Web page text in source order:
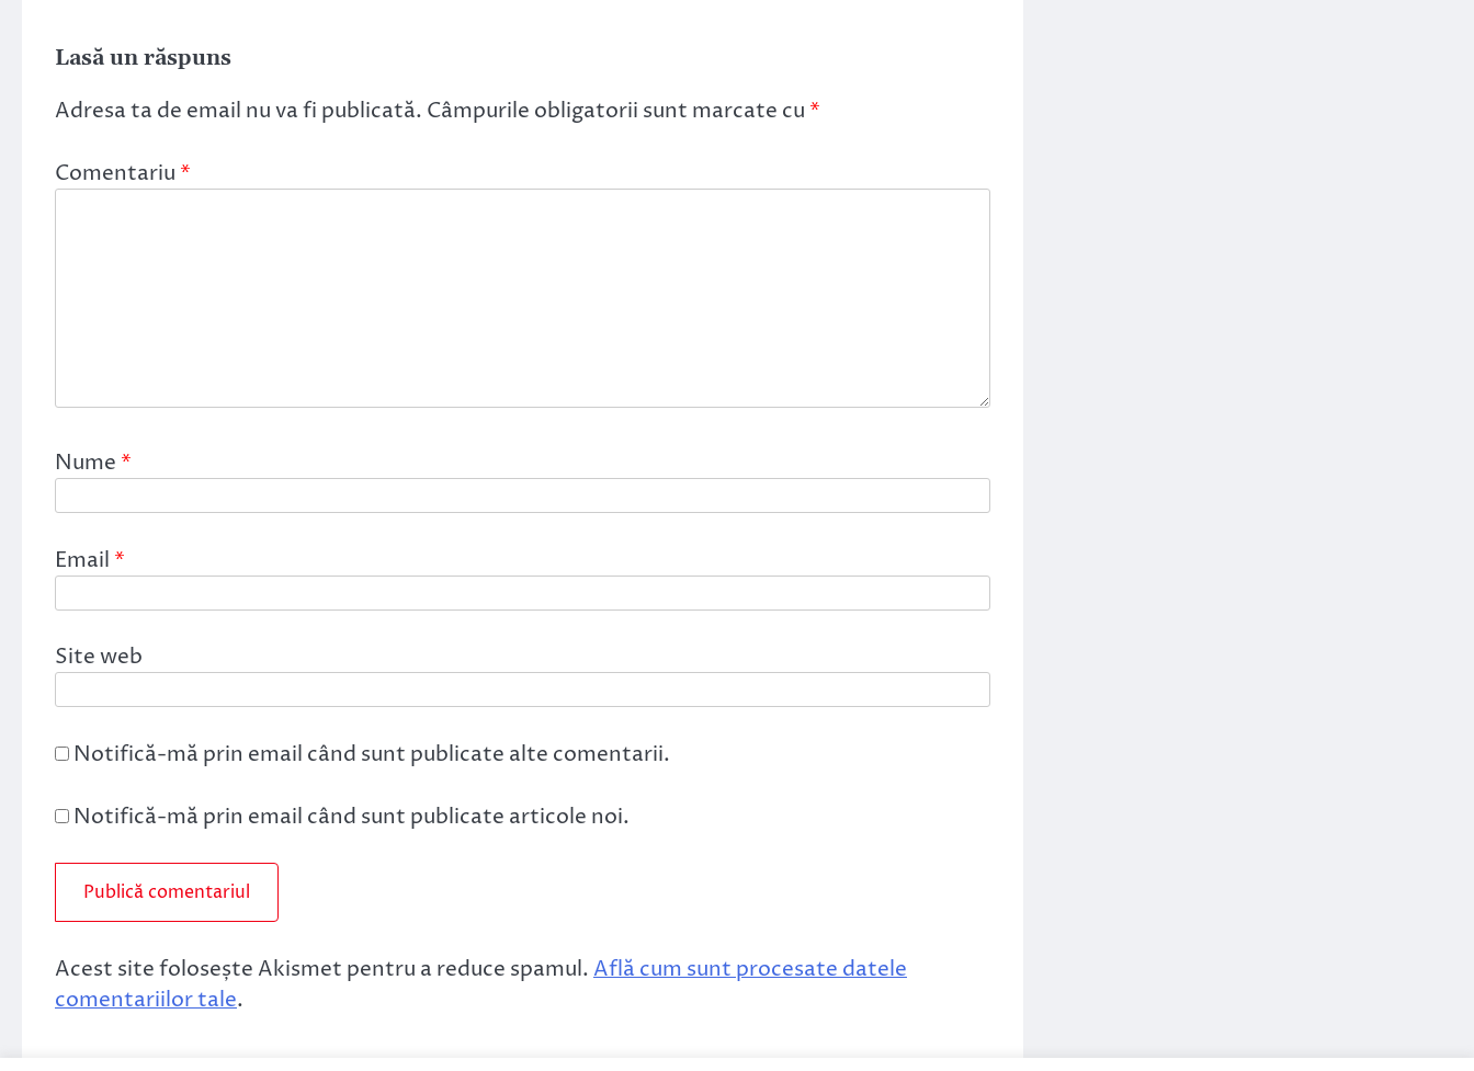
Lasă un răspuns
Adresa ta de email nu va fi publicată. Câmpurile obligatorii sunt marcate cu *
Comentariu *
Nume *
Email *
Site web
Notifică-mă prin email când sunt publicate alte comentarii.
Notifică-mă prin email când sunt publicate articole noi.
Acest site folosește Akismet pentru a reduce spamul. Află cum sunt procesate datele
comentariilor tale.